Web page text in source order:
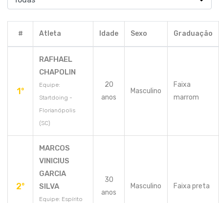
# Atleta Idade Sexo Graduação
1º
RAFHAEL
CHAPOLIN
Equipe:
Startdoing -
Florianópolis
(SC)
20
anos
Masculino
Faixa
marrom
2º
MARCOS
VINICIUS
GARCIA
SILVA
Equipe: Espírito
30
anos
Masculino Faixa preta